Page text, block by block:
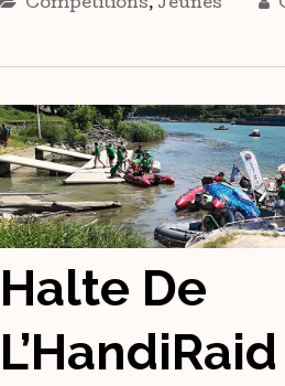
Compétitions, Jeunes
Halte De